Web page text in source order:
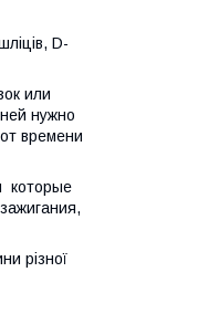
D-
или
нужно
времени
которые
різної